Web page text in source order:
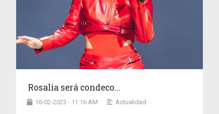
Rosalía será condeco...
16-02-2023 - 11:16 AM Actualidad